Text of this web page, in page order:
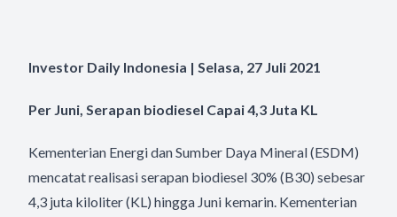
Investor Daily Indonesia | Selasa, 27 Juli 2021
Per Juni, Serapan biodiesel Capai 4,3 Juta KL
Kementerian Energi dan Sumber Daya Mineral (ESDM)
mencatat realisasi serapan biodiesel 30% (B30) sebesar
4,3 juta kiloliter (KL) hingga Juni kemarin. Kementerian